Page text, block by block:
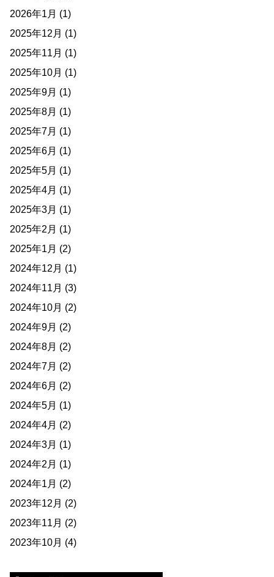
2026年1月 (1)
2025年12月 (1)
2025年11月 (1)
2025年10月 (1)
2025年9月 (1)
2025年8月 (1)
2025年7月 (1)
2025年6月 (1)
2025年5月 (1)
2025年4月 (1)
2025年3月 (1)
2025年2月 (1)
2025年1月 (2)
2024年12月 (1)
2024年11月 (3)
2024年10月 (2)
2024年9月 (2)
2024年8月 (2)
2024年7月 (2)
2024年6月 (2)
2024年5月 (1)
2024年4月 (2)
2024年3月 (1)
2024年2月 (1)
2024年1月 (2)
2023年12月 (2)
2023年11月 (2)
2023年10月 (4)